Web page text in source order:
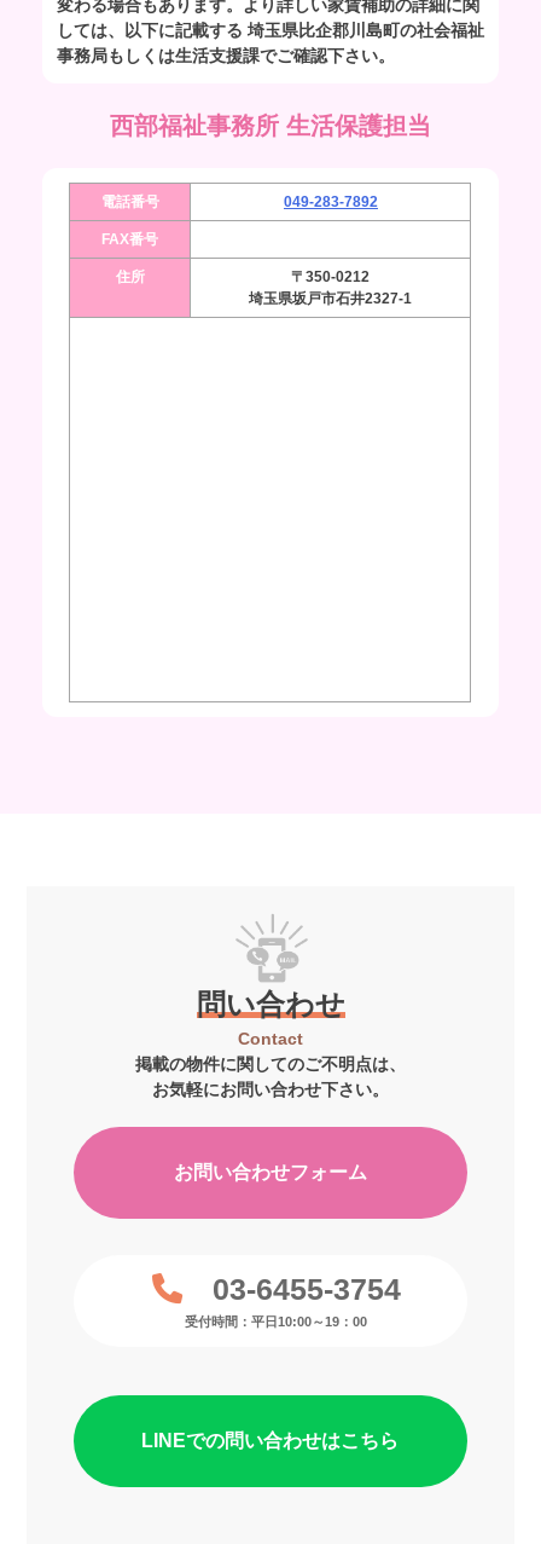
変わる場合もあります。より詳しい家賃補助の詳細に関
しては、以下に記載する 埼玉県比企郡川島町の社会福祉
事務局もしくは生活支援課でご確認下さい。
西部福祉事務所 生活保護担当
電話番号 049-283-7892
FAX番号
住所
〒350-0212
埼玉県坂戸市石井2327-1
問い合わせ
Contact
掲載の物件に関してのご不明点は、
お気軽にお問い合わせ下さい。
お問い合わせフォーム
03-6455-3754
受付時間：平日10:00～19：00
LINEでの問い合わせはこちら